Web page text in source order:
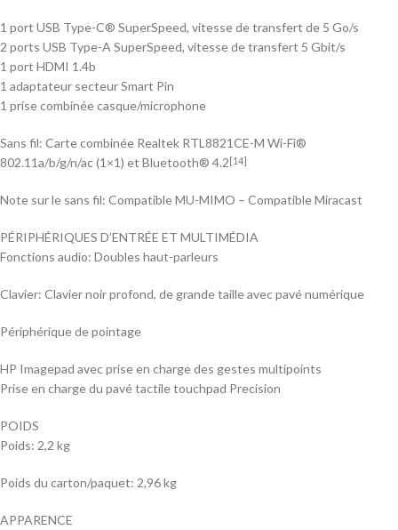
1 port USB Type-C® SuperSpeed, vitesse de transfert de 5 Go/s
2 ports USB Type-A SuperSpeed, vitesse de transfert 5 Gbit/s
1 port HDMI 1.4b
1 adaptateur secteur Smart Pin
1 prise combinée casque/microphone
Sans fil: Carte combinée Realtek RTL8821CE-M Wi-Fi®
802.11a/b/g/n/ac (1×1) et Bluetooth® 4.2 [14]
Note sur le sans fil: Compatible MU-MIMO – Compatible Miracast
PÉRIPHÉRIQUES D’ENTRÉE ET MULTIMÉDIA
Fonctions audio: Doubles haut-parleurs
Clavier: Clavier noir profond, de grande taille avec pavé numérique
Périphérique de pointage
HP Imagepad avec prise en charge des gestes multipoints
Prise en charge du pavé tactile touchpad Precision
POIDS
Poids: 2,2 kg
Poids du carton/paquet: 2,96 kg
APPARENCE